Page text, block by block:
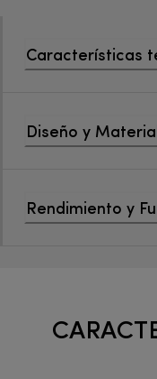
Características
Diseño y
Rendimiento y